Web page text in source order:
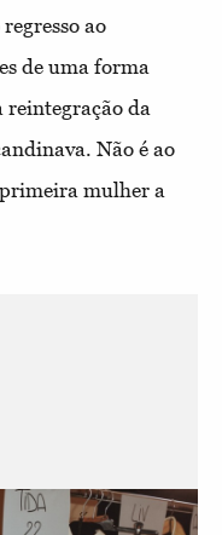
ao
de uma forma
da
Não é ao
primeira mulher a